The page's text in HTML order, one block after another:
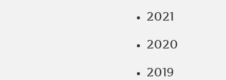
2021
2020
2019